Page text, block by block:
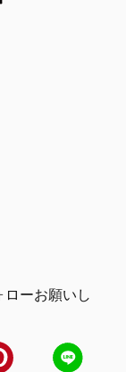
ローお願いし